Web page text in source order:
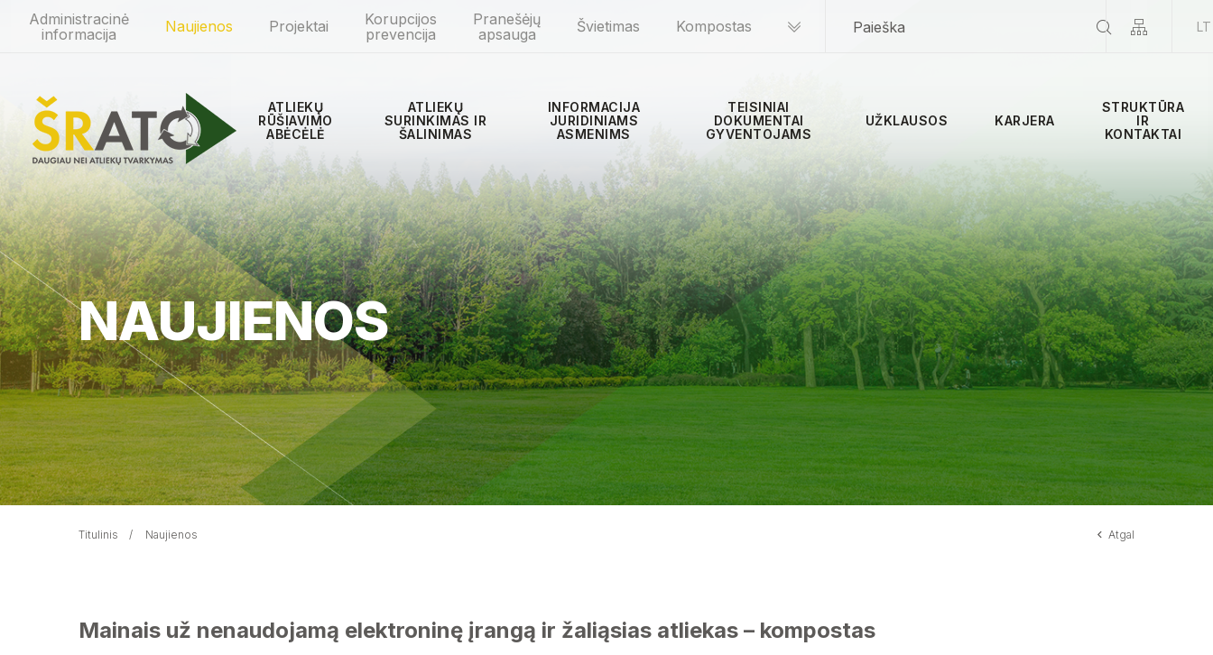
Administracinė
informacija
Naujienos Projektai
Korupcijos
prevencija
Pranešėjų
apsauga
Švietimas Kompostas LT
ATLIEKŲ
RŪŠIAVIMO
ABĖCĖLĖ
ATLIEKŲ
SURINKIMAS IR
ŠALINIMAS
INFORMACIJA
JURIDINIAMS
ASMENIMS
TEISINIAI
DOKUMENTAI
GYVENTOJAMS
UŽKLAUSOS KARJERA
STRUKTŪRA
IR
KONTAKTAI
NAUJIENOS
Titulinis Naujienos Atgal
Mainais už nenaudojamą elektroninę įrangą ir žaliąsias atliekas – kompostas